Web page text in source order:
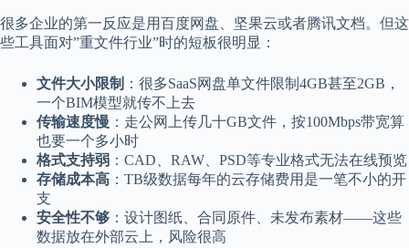
很多企业的第一反应是用百度网盘、坚果云或者腾讯文档。但这
些工具面对”重文件行业”时的短板很明显：
文件大小限制 ：很多SaaS网盘单文件限制4GB甚至2GB，
一个BIM模型就传不上去
传输速度慢 ：走公网上传几十GB文件，按100Mbps带宽算
也要一个多小时
格式支持弱 ：CAD、RAW、PSD等专业格式无法在线预览
存储成本高 ：TB级数据每年的云存储费用是一笔不小的开
支
安全性不够 ：设计图纸、合同原件、未发布素材——这些
数据放在外部云上，风险很高